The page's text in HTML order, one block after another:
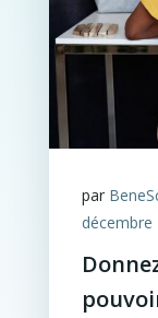
par
décembre